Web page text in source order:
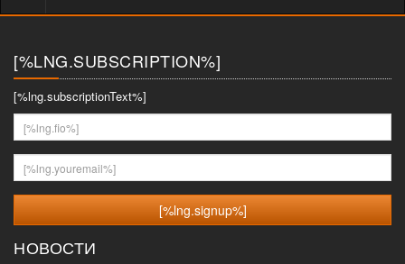
[%LNG.SUBSCRIPTION%]
[%lng.subscriptionText%]
[%lng.fio%]
[%lng.youremail%]
НОВОСТИ